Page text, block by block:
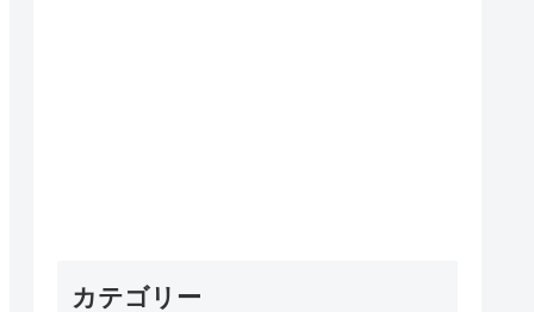
カテゴリー